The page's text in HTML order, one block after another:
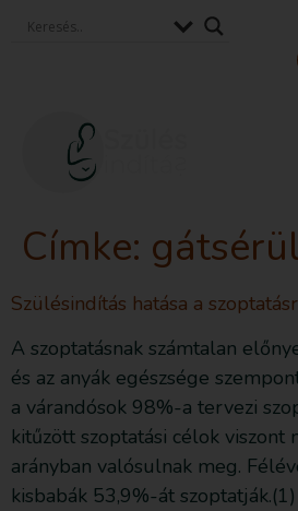
Címke:
Szülésindítás hatása a
A szoptatásnak számtalan
és az anyák egészsége
a várandósok 98%-a tervezi
kitűzött szoptatási célok viszont
arányban valósulnak meg.
kisbabák 53,9%-át